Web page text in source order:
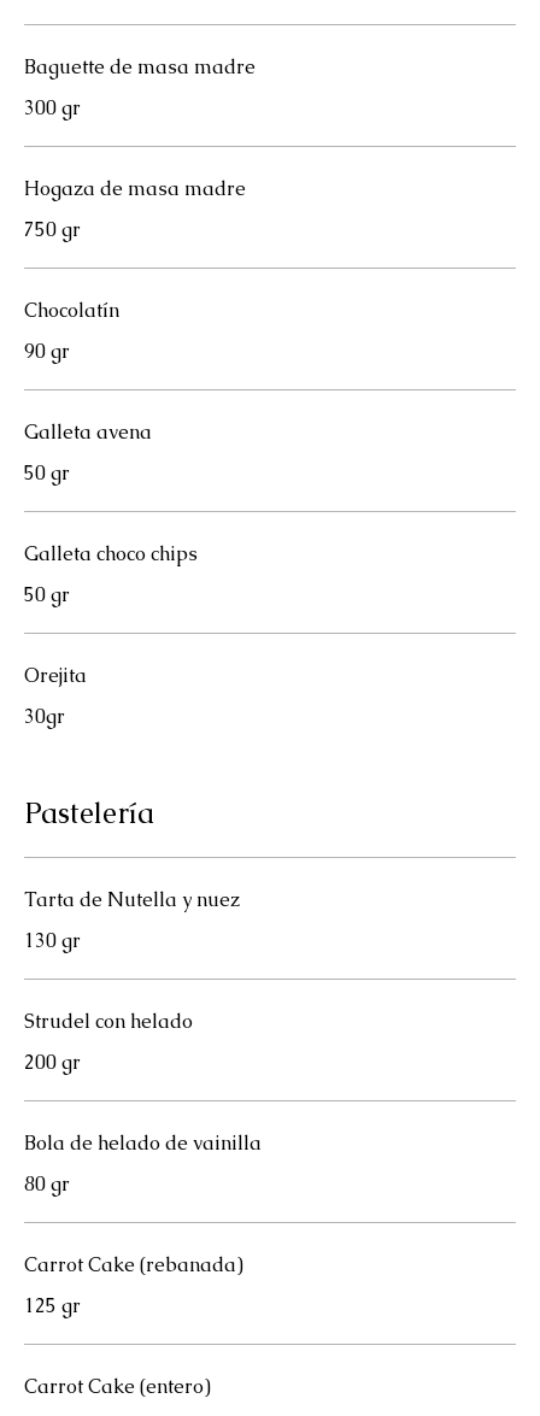
Baguette de masa madre
300 gr
Hogaza de masa madre
750 gr
Chocolatín
90 gr
Galleta avena
50 gr
Galleta choco chips
50 gr
Orejita
30gr
Pastelería
Tarta de Nutella y nuez
130 gr
Strudel con helado
200 gr
Bola de helado de vainilla
80 gr
Carrot Cake (rebanada)
125 gr
Carrot Cake (entero)